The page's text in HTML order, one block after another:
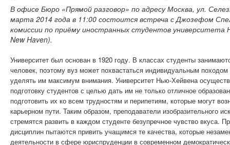
В офисе Бюро «Прямой разговор» по адресу Москва, ул.
марта 2014 года в 11:00 состоится встреча с Джозефом
комиссии по приёму иностранных студентов университета
New Haven).
Университет был основан в 1920 году. В классах студенты
человек, поэтому вуз может похвастаться индивидуальным
уделять им максимум внимания. Университет Нью-Хейвена
подготовку студентов с целью дать им не только отличное
подготовить их ко всем трудностям и перипетиям, которые могут
карьерном пути. Таким образом, преподаватели изобразительного
стремятся развить в каждом студенте безупречное чувство вкуса.
дисциплин пытаются привить учащимся те качества, которые
деятельности в сфере юриспруденции в современном